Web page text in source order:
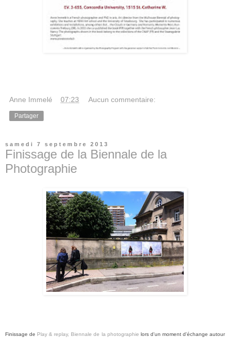
Anne Immelé 07:23 Aucun commentaire:
Partager
samedi 7 septembre 2013
Finissage de la Biennale de la
Photographie
Finissage de Play & replay, Biennale de la photographie lors d'un moment d'échange autour